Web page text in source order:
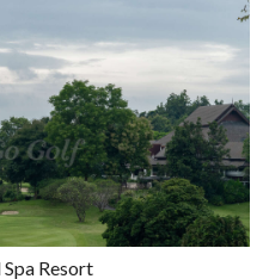
Resort